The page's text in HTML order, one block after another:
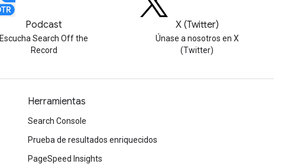
Podcast
Escucha Search Off the
Record
X (Twitter)
Únase a nosotros en X
(Twitter)
Herramientas
Search Console
Prueba de resultados enriquecidos
PageSpeed Insights